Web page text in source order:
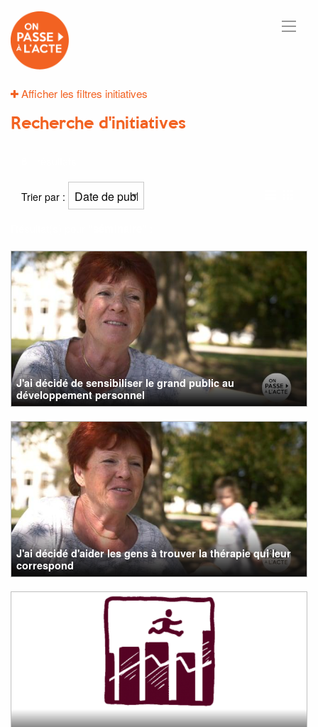
Afficher les filtres initiatives
Recherche d'initiatives
Trier par :
J'ai décidé de sensibiliser le grand public au
développement personnel
J'ai décidé d'aider les gens à trouver la thérapie qui leur
correspond